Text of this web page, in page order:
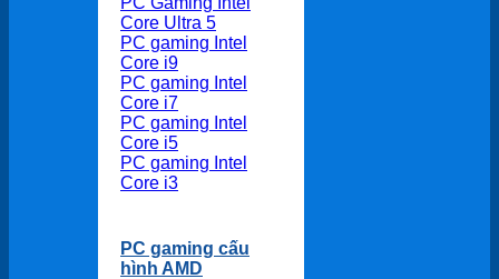
Core Ultra 5
PC gaming Intel
Core i9
PC gaming Intel
Core i7
PC gaming Intel
Core i5
PC gaming Intel
Core i3
PC gaming cấu
hình AMD